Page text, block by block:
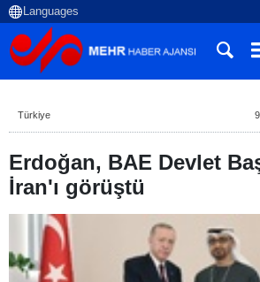
Türkiye
Erdoğan, BAE Devlet
İran'ı görüştü